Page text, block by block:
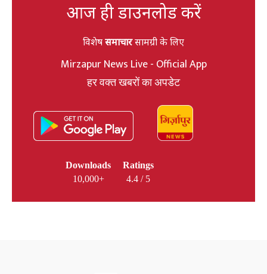
आज ही डाउनलोड करें
विशेषसमाचारसामग्री के लिए
Mirzapur News Live - Official App
हर वक्त खबरों का अपडेट
Downloads
10,000+
Ratings
4.4 / 5